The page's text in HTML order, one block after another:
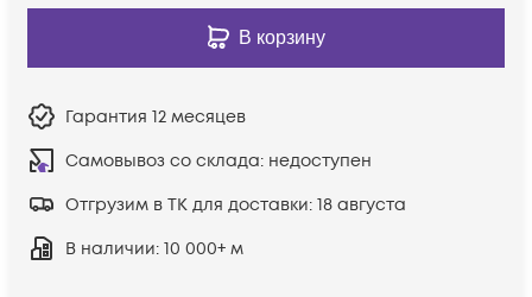
В корзину
Гарантия 12 месяцев
Самовывоз со склада: недоступен
Отгрузим в ТК для доставки: 18 августа
В наличии: 10 000+ м